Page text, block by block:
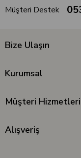
Müşteri Destek
Bize Ulaşın
Kurumsal
Müşteri Hizmetleri
Alışveriş